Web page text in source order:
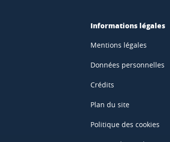
Informations légales
Mentions légales
Données personnelles
Crédits
Plan du site
Politique des cookies